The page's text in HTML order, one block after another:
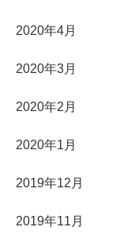
2020年4月
2020年3月
2020年2月
2020年1月
2019年12月
2019年11月